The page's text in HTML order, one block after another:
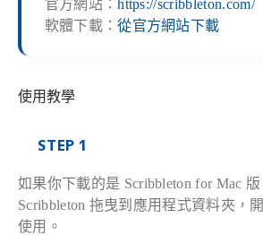
官方網站：https://scribbleton.com/
軟體下載：從官方網站下載
使用教學
STEP 1
如果你下載的是 Scribbleton for Mac
Scribbleton 拖曳到應用程式資料夾，
使用。